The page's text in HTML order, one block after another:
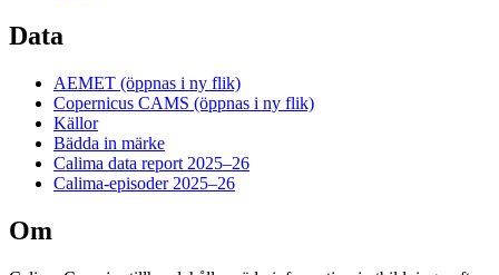
Data
AEMET (öppnas i ny flik)
Copernicus CAMS (öppnas i ny flik)
Källor
Bädda in märke
Calima data report 2025–26
Calima-episoder 2025–26
Om